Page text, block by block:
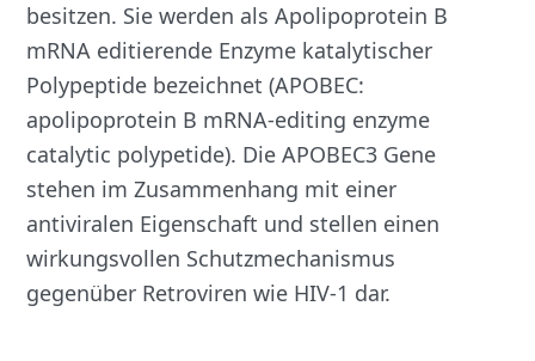
besitzen. Sie werden als Apolipoprotein B
mRNA editierende Enzyme katalytischer
Polypeptide bezeichnet (APOBEC:
apolipoprotein B mRNA-editing enzyme
catalytic polypetide). Die APOBEC3 Gene
stehen im Zusammenhang mit einer
antiviralen Eigenschaft und stellen einen
wirkungsvollen Schutzmechanismus
gegenüber Retroviren wie HIV-1 dar.